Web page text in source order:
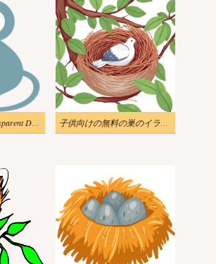
Rat Illustration Transparent Download 子供向けの無料の巣のイラスト